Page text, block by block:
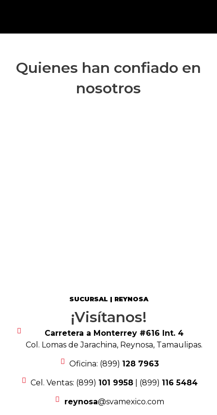
Quienes han confiado en
nosotros
SUCURSAL | REYNOSA
¡Visítanos!
Carretera a Monterrey #616 Int. 4
Col. Lomas de Jarachina, Reynosa, Tamaulipas.
Oficina: (899) 128 7963
Cel. Ventas: (899) 101 9958 | (899) 116 5484
reynosa@svamexico.com